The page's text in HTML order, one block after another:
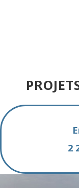
2